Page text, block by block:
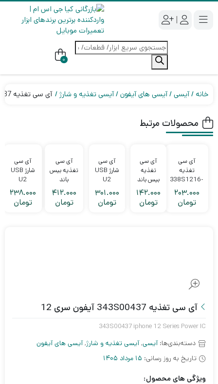
|
جستجوی
محصولات
0
خانه آیسی آیسی های آیفون آیسی تغذیه و شارژ آی سی تغذیه 343S00437 آیفون سری 12
محصولات مرتبط
آی سی
تغذیه
338S1216-
203.000
تومان
آی سی
تغذیه
بیس باند
PM8018
142.000
تومان
آی سی
شارژ USB
U2
610A3B
آیفون 7,
7P
301.000
تومان
آی سی
تغذیه بیس
باند
PMD9645
آیفون 7
412.000
تومان
آی سی
شارژ USB
U2
1610A3
آیفون 6S,
6S Plus
238.000
تومان
آی سی تغذیه 343S00437 آیفون سری 12
343S00437 iphone 12 Series Power IC
دسته‌بندی‌ها:آیسی,آیسی تغذیه و شارژ,آیسی های آیفون
تاریخ به روز رسانی: 15 مرداد 1405
ویژگی های محصول: